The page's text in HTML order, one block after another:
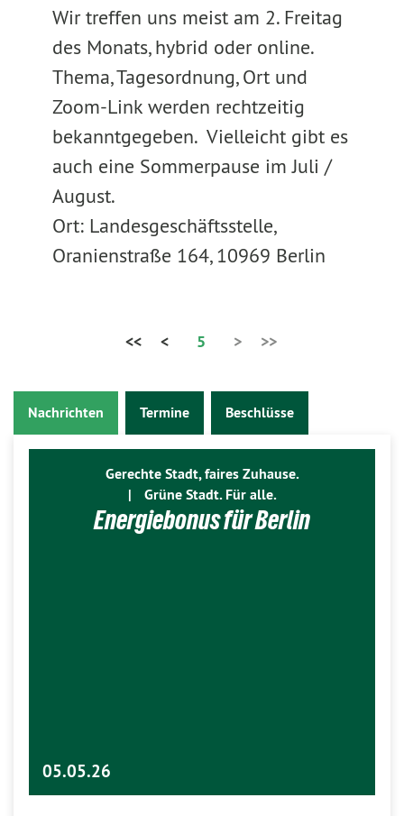
Wir treffen uns meist am 2. Freitag
des Monats, hybrid oder online.
Thema, Tagesordnung, Ort und
Zoom-Link werden rechtzeitig
bekanntgegeben. Vielleicht gibt es
auch eine Sommerpause im Juli /
August.
Ort: Landesgeschäftsstelle,
Oranienstraße 164, 10969 Berlin
<< < 5 > >>
Nachrichten Termine Beschlüsse
Gerechte Stadt, faires Zuhause.
|
Grüne Stadt. Für alle.
Energiebonus für Berlin
05.05.26